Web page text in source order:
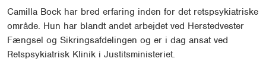
Camilla Bock har bred erfaring inden for det retspsykiatriske
område. Hun har blandt andet arbejdet ved Herstedvester
Fængsel og Sikringsafdelingen og er i dag ansat ved
Retspsykiatrisk Klinik i Justitsministeriet.